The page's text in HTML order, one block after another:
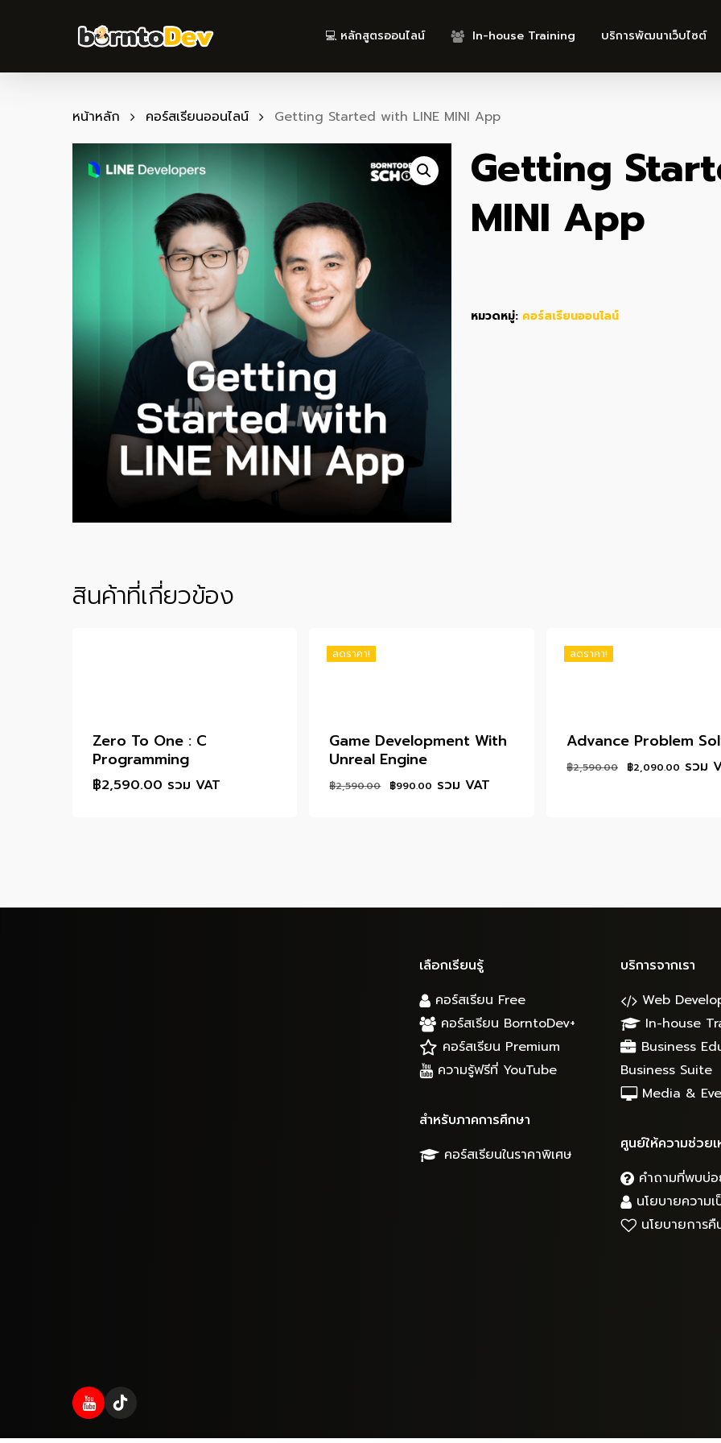
💻 หลักสูตรออนไลน์ In-house Training บริการพัฒนาเว็บไซต์
หน้าหลัก คอร์สเรียนออนไลน์ Getting Started with LINE MINI App
Getting
MINI App
หมวดหมู่: คอร์สเรียนออนไลน์
สินค้าที่เกี่ยวข้อง
Zero To One : C
Programming
฿2,590.00 รวม VAT
ลดราคา!
Game Development With
Unreal Engine
฿2,590.00
Original
฿990.00 Current
รวม VAT
ลดราคา!
Advance Problem
฿2,590.00
Original
฿2,090.00 รวม
เลือกเรียนรู้
คอร์สเรียน Free
คอร์สเรียน BorntoDev+
คอร์สเรียน Premium
ความรู้ฟรีที่ YouTube
สำหรับภาคการศึกษา
คอร์สเรียนในราคาพิเศษ
บริการจากเรา
Web
In-house
Business
Business Suite
Media &
ศูนย์ให้ความช่วย
คำถามที่พบบ่
นโยบายความ
นโยบายการคื